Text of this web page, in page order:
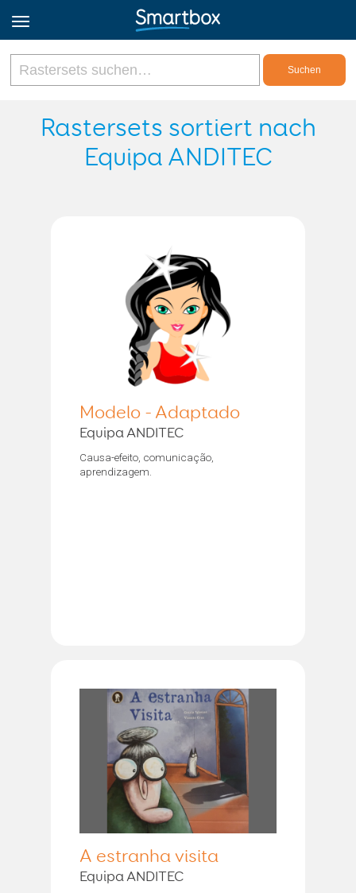
Online Grids
Anmeldung
Deutsch
Rastersets sortiert nach
Equipa ANDITEC
Modelo - Adaptado
Equipa ANDITEC
Causa-efeito, comunicação,
aprendizagem.
A estranha visita
Equipa ANDITEC